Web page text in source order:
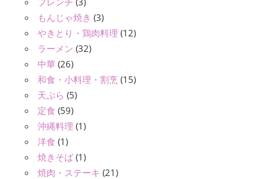
もんじゃ焼き (3)
やきとり・鶏肉料理 (12)
ラーメン (32)
中華 (26)
和食・小料理・割烹 (15)
天ぷら (5)
定食 (59)
沖縄料理 (1)
洋食 (1)
焼きそば (1)
焼肉・ステーキ (21)